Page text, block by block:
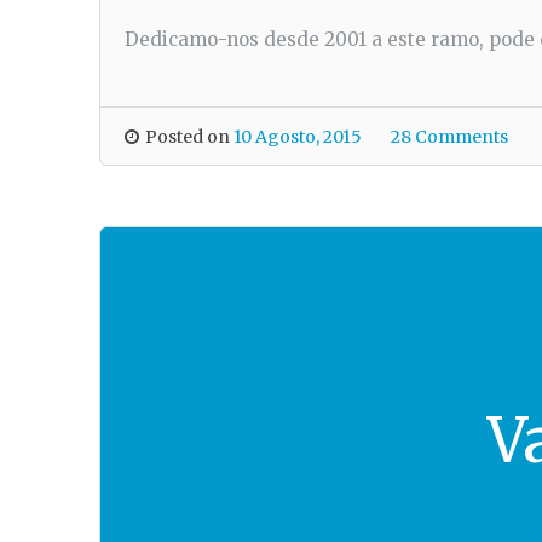
Dedicamo-nos desde 2001 a este ramo,
Posted on 10 Agosto, 2015 28 Comments